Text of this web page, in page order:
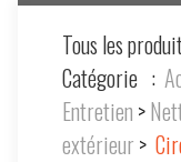
Tous les
Catégorie :
Entretien >
extérieur >